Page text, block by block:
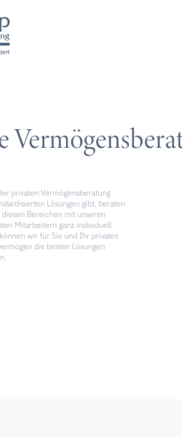
privaten Vermögensberatung
Lösungen gibt, beraten
Bereichen mit unseren
Mitarbeitern ganz individuell.
wir für Sie und Ihr privates
die besten Lösungen